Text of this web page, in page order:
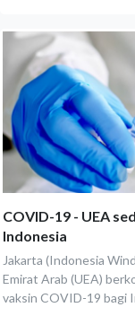
COVID-19 - UEA
Indonesia
Jakarta (Indonesia
Emirat Arab (UEA)
vaksin COVID-19 bagi